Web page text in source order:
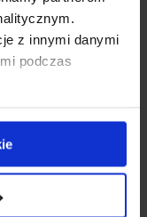
z innymi danymi
podczas
IU